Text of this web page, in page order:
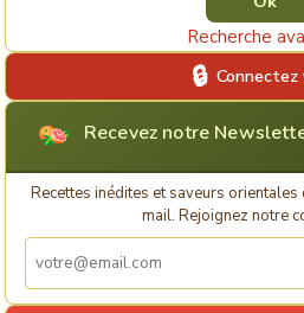
Recherche
Connectez
Recevez notre
Recettes inédites et saveurs
mail. Rejoignez notre